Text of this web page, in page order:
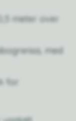
meter over
med
for